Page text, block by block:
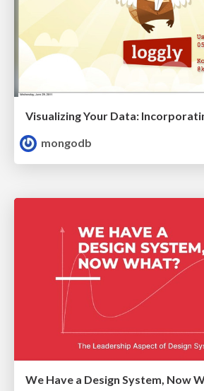
mongodb
We Have a Design System, Now